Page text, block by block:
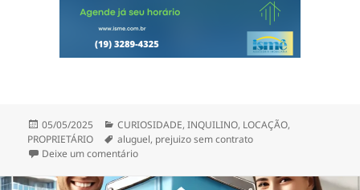
Publicado
em
05/05/2025 Categorias
CURIOSIDADE,INQUILINO, LOCAÇÃO,
PROPRIETÁRIO
Tags
aluguel, prejuizo sem contrato
Deixe um comentárioem Quando o Aluguel se Torna Prejuízo